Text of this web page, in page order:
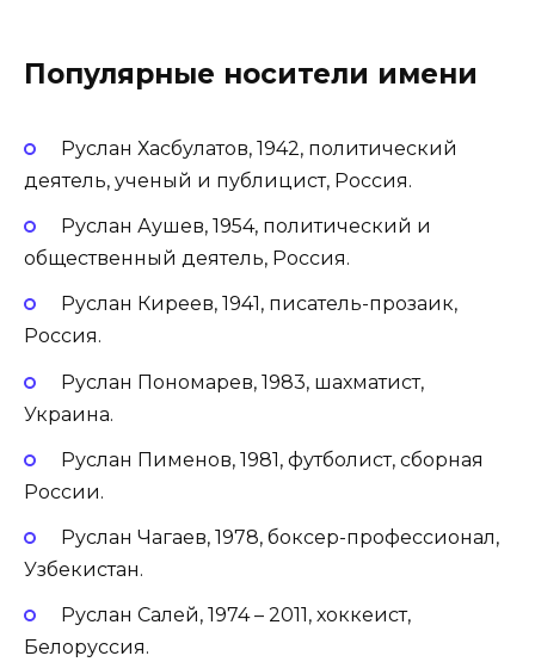
Популярные носители имени
Руслан Хасбулатов, 1942, политический
деятель, ученый и публицист, Россия.
Руслан Аушев, 1954, политический и
общественный деятель, Россия.
Руслан Киреев, 1941, писатель-прозаик,
Россия.
Руслан Пономарев, 1983, шахматист,
Украина.
Руслан Пименов, 1981, футболист, сборная
России.
Руслан Чагаев, 1978, боксер-профессионал,
Узбекистан.
Руслан Салей, 1974 – 2011, хоккеист,
Белоруссия.